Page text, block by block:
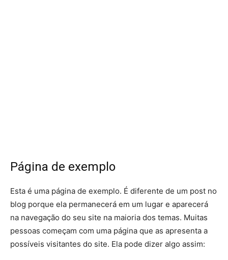
Página de exemplo
Esta é uma página de exemplo. É diferente de um post no
blog porque ela permanecerá em um lugar e aparecerá
na navegação do seu site na maioria dos temas. Muitas
pessoas começam com uma página que as apresenta a
possíveis visitantes do site. Ela pode dizer algo assim: